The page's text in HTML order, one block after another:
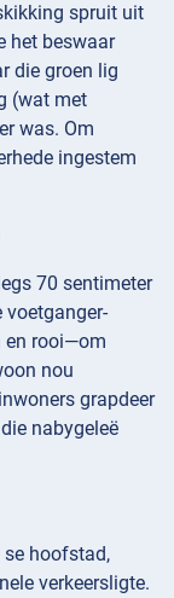
spruit uit
het beswaar
die groen lig
(wat met
was. Om
ingestem
70 sentimeter
voetganger-
en rooi—om
nou
grapdeer
nabygeleë
se hoofstad,
verkeersligte.